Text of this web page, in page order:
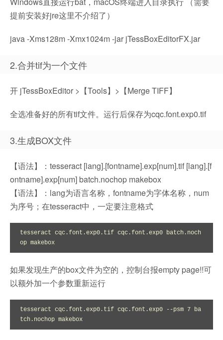
提前安装好jre这里不介绍了）
java -Xms128m -Xmx1024m -jar jTessBoxEditorFX.jar
2.合并tif为一个文件
开 jTessBoxEditor >【Tools】>【Merge TIFF】
全选准备好的所有tif文件。运行后保存为cqc.font.exp0.tif
3.生成BOX文件
【语法】：tesseract [lang].[fontname].exp[num].tif [lang].[f
ontname].exp[num] batch.nochop makebox
【语法】：lang为语言名称，fontname为字体名称，num
为序号；在tesseract中，一定要注意格式
tesseract cqc.font.exp0.tif cqc.font.exp0 batch.noch
op makebox
如果发现生产的box文件为空的，控制台报empty page!!可
以额外加一个参数重新运行
tesseract cqc.font.exp0.tif cqc.font.exp0 --psm 7 ba
tch.nochop makebox